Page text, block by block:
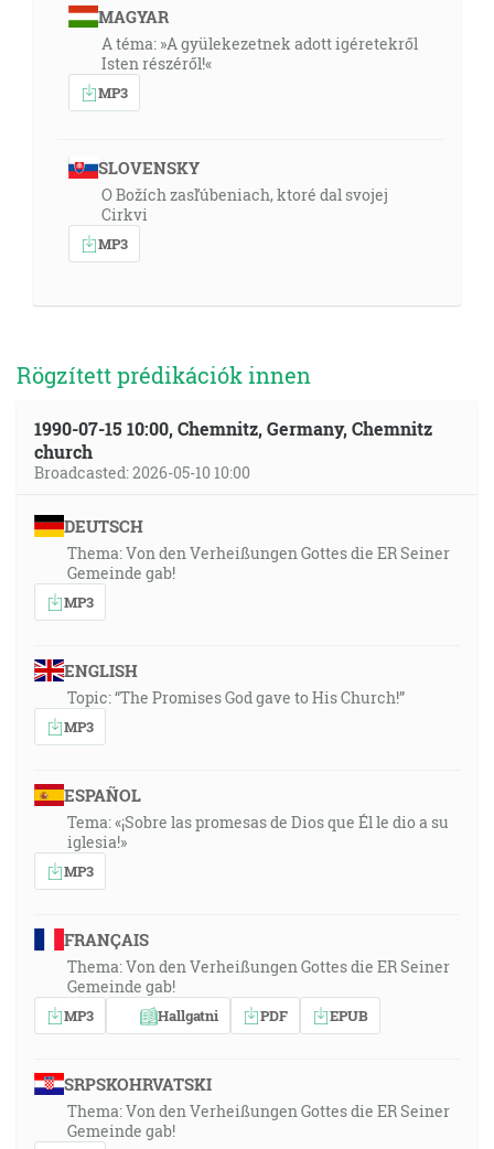
MAGYAR
A téma: »A gyülekezetnek adott igéretekről
Isten részéről!«
MP3
SLOVENSKY
O Božích zasľúbeniach, ktoré dal svojej
Cirkvi
MP3
Rögzített prédikációk innen
1990-07-15 10:00, Chemnitz, Germany, Chemnitz
church
Broadcasted: 2026-05-10 10:00
DEUTSCH
Thema: Von den Verheißungen Gottes die ER Seiner
Gemeinde gab!
MP3
ENGLISH
Topic: “The Promises God gave to His Church!”
MP3
ESPAÑOL
Tema: «¡Sobre las promesas de Dios que Él le dio a su
iglesia!»
MP3
FRANÇAIS
Thema: Von den Verheißungen Gottes die ER Seiner
Gemeinde gab!
MP3 Hallgatni PDF EPUB
SRPSKOHRVATSKI
Thema: Von den Verheißungen Gottes die ER Seiner
Gemeinde gab!